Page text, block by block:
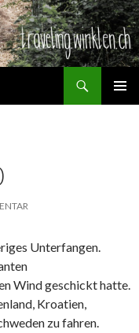
Unterfangen.
Wind geschickt hatte.
Kroatien,
zu fahren.